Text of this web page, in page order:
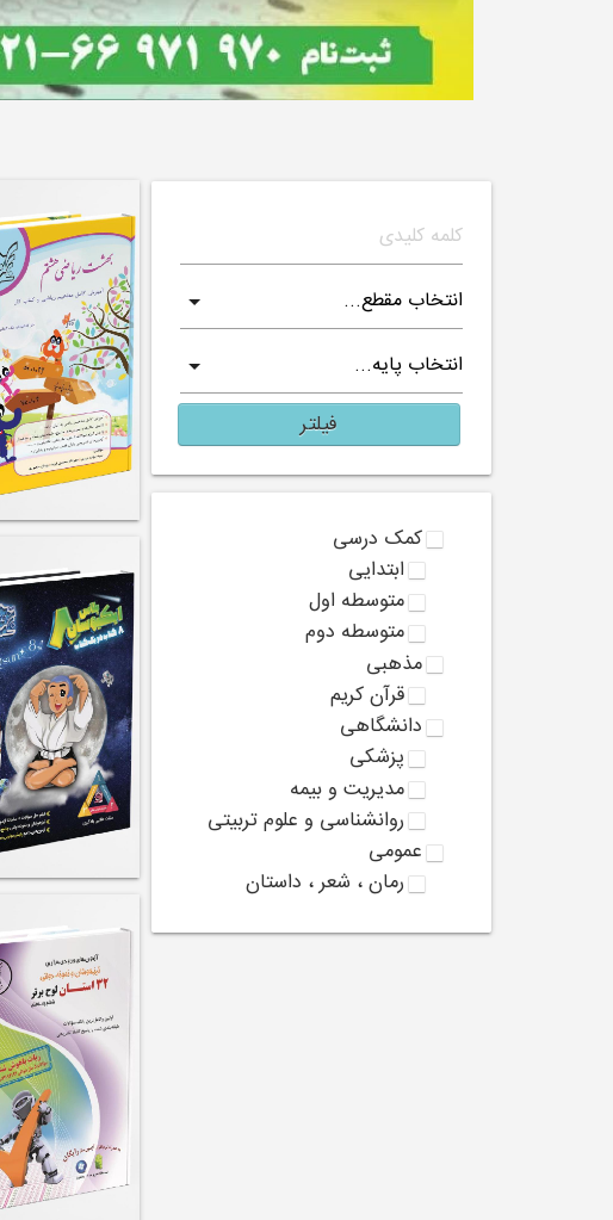
فیلتر
کمک درسی
ابتدایی
متوسطه اول
متوسطه دوم
مذهبی
قرآن کریم
دانشگاهی
پزشکی
مدیریت و بیمه
روانشناسی و علوم تربیتی
عمومی
رمان ، شعر ، داستان